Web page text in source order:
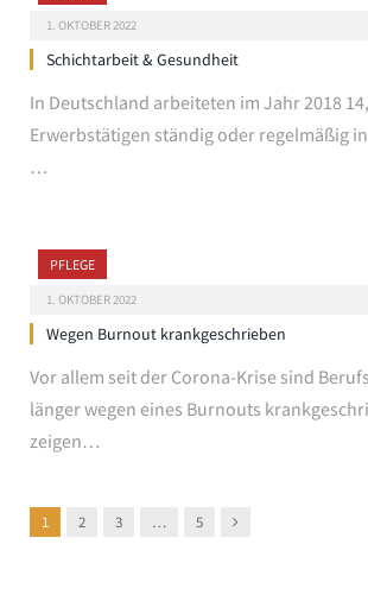
1. OKTOBER 2022
Schichtarbeit & Gesundheit
In Deutschland arbeiteten im Jahr 2018
Erwerbstätigen ständig oder regelmäßig
…
PFLEGE
1. OKTOBER 2022
Wegen Burnout krankgeschrieben
Vor allem seit der Corona-Krise sind
länger wegen eines Burnouts
zeigen…
1 2 3 … 5 Next